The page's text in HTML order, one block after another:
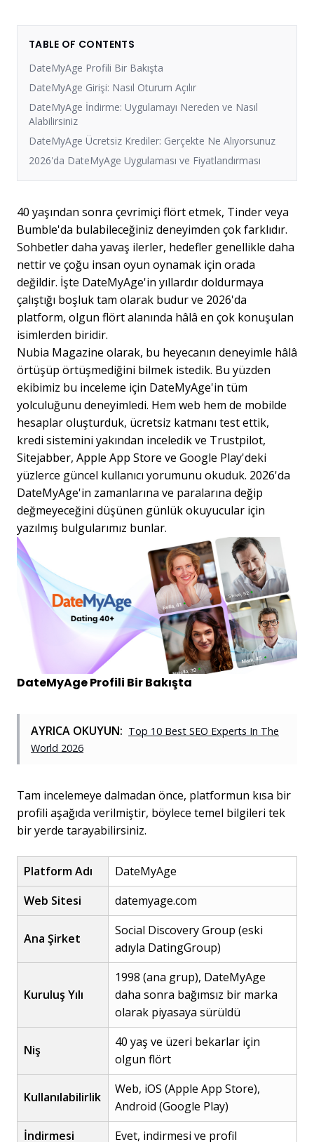
TABLE OF CONTENTS
DateMyAge Profili Bir Bakışta
DateMyAge Girişi: Nasıl Oturum Açılır
DateMyAge İndirme: Uygulamayı Nereden ve Nasıl
Alabilirsiniz
DateMyAge Ücretsiz Krediler: Gerçekte Ne Alıyorsunuz
2026'da DateMyAge Uygulaması ve Fiyatlandırması
40 yaşından sonra çevrimiçi flört etmek, Tinder veya
Bumble'da bulabileceğiniz deneyimden çok farklıdır.
Sohbetler daha yavaş ilerler, hedefler genellikle daha
nettir ve çoğu insan oyun oynamak için orada
değildir. İşte DateMyAge'in yıllardır doldurmaya
çalıştığı boşluk tam olarak budur ve 2026'da
platform, olgun flört alanında hâlâ en çok konuşulan
isimlerden biridir.
Nubia Magazine olarak, bu heyecanın deneyimle hâlâ
örtüşüp örtüşmediğini bilmek istedik. Bu yüzden
ekibimiz bu inceleme için DateMyAge'in tüm
yolculuğunu deneyimledi. Hem web hem de mobilde
hesaplar oluşturduk, ücretsiz katmanı test ettik,
kredi sistemini yakından inceledik ve Trustpilot,
Sitejabber, Apple App Store ve Google Play'deki
yüzlerce güncel kullanıcı yorumunu okuduk. 2026'da
DateMyAge'in zamanlarına ve paralarına değip
değmeyeceğini düşünen günlük okuyucular için
yazılmış bulgularımız bunlar.
DateMyAge Profili Bir Bakışta
AYRICA OKUYUN: Top 10 Best SEO Experts In The
World 2026
Tam incelemeye dalmadan önce, platformun kısa bir
profili aşağıda verilmiştir, böylece temel bilgileri tek
bir yerde tarayabilirsiniz.
Platform Adı
DateMyAge
Web Sitesi
datemyage.com
Ana Şirket
Social Discovery Group (eski
adıyla DatingGroup)
Kuruluş Yılı
1998 (ana grup), DateMyAge
daha sonra bağımsız bir marka
olarak piyasaya sürüldü
Niş
40 yaş ve üzeri bekarlar için
olgun flört
Kullanılabilirlik
Web, iOS (Apple App Store),
Android (Google Play)
İndirmesi
Evet, indirmesi ve profil